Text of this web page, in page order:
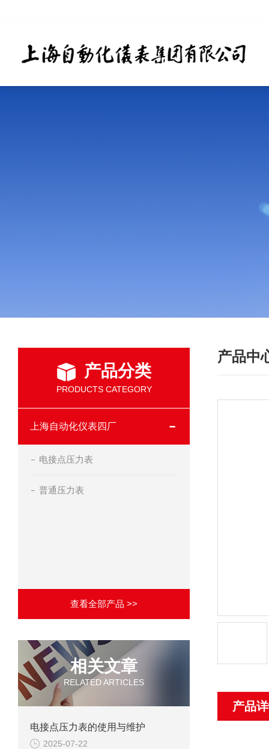
产品分类
PRODUCTS CATEGORY
上海自动化仪表四厂
电接点压力表
普通压力表
查看全部产品 >>
相关文章
RELATED ARTICLES
电接点压力表的使用与维护
2025-07-22
产品中
产品